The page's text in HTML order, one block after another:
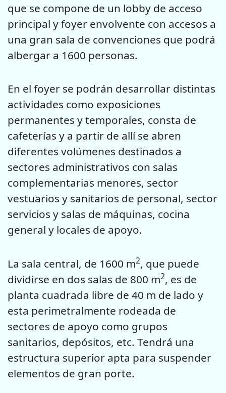
que se compone de un lobby de acceso
principal y foyer envolvente con accesos a
una gran sala de convenciones que podrá
albergar a 1600 personas.
En el foyer se podrán desarrollar distintas
actividades como exposiciones
permanentes y temporales, consta de
cafeterías y a partir de allí se abren
diferentes volúmenes destinados a
sectores administrativos con salas
complementarias menores, sector
vestuarios y sanitarios de personal, sector
servicios y salas de máquinas, cocina
general y locales de apoyo.
La sala central, de 1600 m2, que puede
dividirse en dos salas de 800 m2, es de
planta cuadrada libre de 40 m de lado y
esta perimetralmente rodeada de
sectores de apoyo como grupos
sanitarios, depósitos, etc. Tendrá una
estructura superior apta para suspender
elementos de gran porte.